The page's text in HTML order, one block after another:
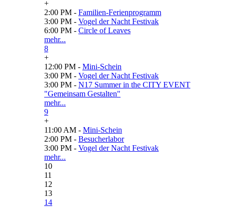
+
2:00 PM - Familien-Ferienprogramm
3:00 PM - Vogel der Nacht Festivak
6:00 PM - Circle of Leaves
mehr...
8
+
12:00 PM - Mini-Schein
3:00 PM - Vogel der Nacht Festivak
3:00 PM - N17 Summer in the CITY EVENT
"Gemeinsam Gestalten"
mehr...
9
+
11:00 AM - Mini-Schein
2:00 PM - Besucherlabor
3:00 PM - Vogel der Nacht Festivak
mehr...
10
11
12
13
14